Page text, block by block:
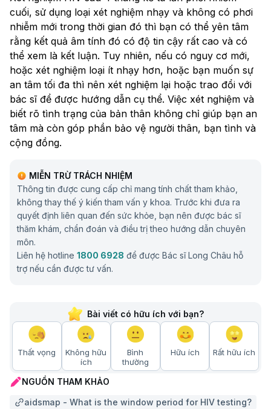
cuối, sử dụng loại xét nghiệm nhạy và không có phơi
nhiễm mới trong thời gian đó thì bạn có thể yên tâm
rằng kết quả âm tính đó có độ tin cậy rất cao và có
thể xem là kết luận. Tuy nhiên, nếu có nguy cơ mới,
hoặc xét nghiệm loại ít nhạy hơn, hoặc bạn muốn sự
an tâm tối đa thì nên xét nghiệm lại hoặc trao đổi với
bác sĩ để được hướng dẫn cụ thể. Việc xét nghiệm và
biết rõ tình trạng của bản thân không chỉ giúp bạn an
tâm mà còn góp phần bảo vệ người thân, bạn tình và
cộng đồng.
MIỄN TRỪ TRÁCH NHIỆM
Thông tin được cung cấp chỉ mang tính chất tham khảo,
không thay thế ý kiến tham vấn y khoa. Trước khi đưa ra
quyết định liên quan đến sức khỏe, bạn nên được bác sĩ
thăm khám, chẩn đoán và điều trị theo hướng dẫn chuyên
môn.
Liên hệ hotline 1800 6928 để được Bác sĩ Long Châu hỗ
trợ nếu cần được tư vấn.
Bài viết có hữu ích với bạn?
Thất vọng
Không hữu
ích
Bình
thường
Hữu ích Rất hữu ích
NGUỒN THAM KHẢO
aidsmap - What is the window period for HIV testing?